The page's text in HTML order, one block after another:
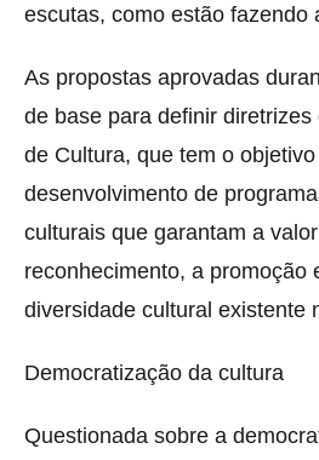
escutas, como estão fazendo
As propostas aprovadas
de base para definir
de Cultura, que tem o
desenvolvimento de
culturais que garantam a
reconhecimento, a promoção
diversidade cultural existente
Democratização da cultura
Questionada sobre a